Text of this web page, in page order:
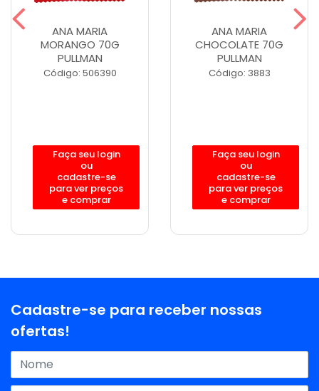
ANA MARIA
MORANGO 70G
PULLMAN
Código: 506390
Faça seu login
ou
cadastre-se
para ver preços
e comprar
ANA MARIA
CHOCOLATE 70G
PULLMAN
Código: 3883
Faça seu login
ou
cadastre-se
para ver preços
e comprar
Cadastre-se para receber nossas
ofertas!